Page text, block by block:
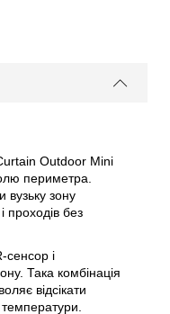
Outdoor Mini
периметра.
вузьку зону
проходів без
і
Така комбінація
відсікати